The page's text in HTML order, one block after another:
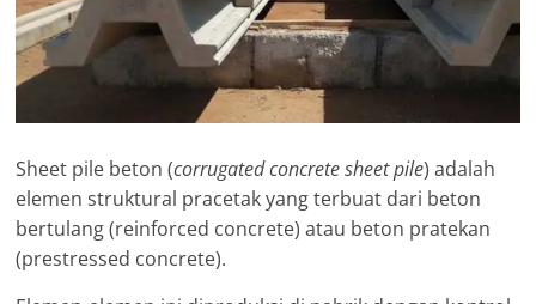
Sheet pile beton (corrugated concrete sheet pile) adalah
elemen struktural pracetak yang terbuat dari beton
bertulang (reinforced concrete) atau beton pratekan
(prestressed concrete).